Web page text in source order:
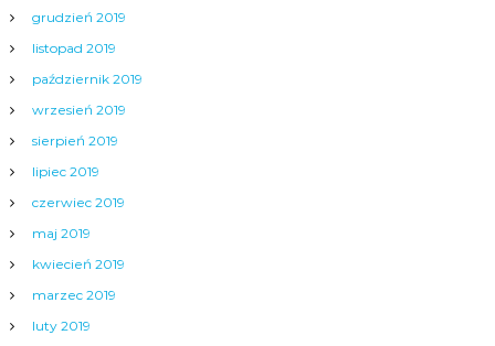
grudzień 2019
listopad 2019
październik 2019
wrzesień 2019
sierpień 2019
lipiec 2019
czerwiec 2019
maj 2019
kwiecień 2019
marzec 2019
luty 2019